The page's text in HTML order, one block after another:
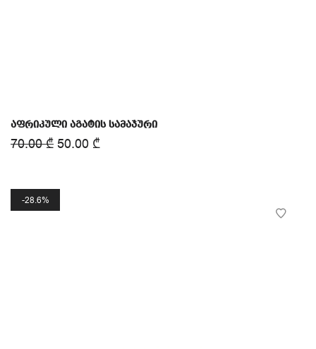
აფრიკული აგატის სამაჯური
70.00₾ 50.00 ₾
28.6%